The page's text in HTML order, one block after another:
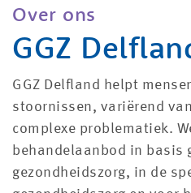
Over ons
GGZ
GGZ Delfland helpt
stoornissen, variërend
complexe problematiek.
behandelaanbod in basis
gezondheidszorg, in de